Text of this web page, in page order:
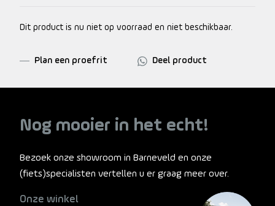
Dit product is nu niet op voorraad en niet beschikbaar.
Plan een proefrit Deel product
Nog mooier in het echt!
Bezoek onze showroom in Barneveld en onze
(fiets)specialisten vertellen u er graag meer over.
Onze winkel